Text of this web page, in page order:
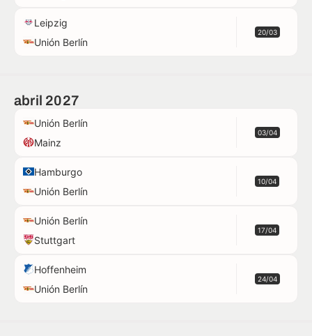
Leipzig
Unión Berlín
20/03
abril 2027
Unión Berlín
Mainz
03/04
Hamburgo
Unión Berlín
10/04
Unión Berlín
Stuttgart
17/04
Hoffenheim
Unión Berlín
24/04